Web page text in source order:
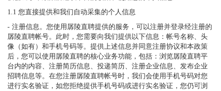
1.1 您直接提供和我们自动采集的个人信息
- 注册信息。您使用孱陵直聘提供的服务，可以注册并登录经注册的
孱陵直聘帐号。此时，您需要向我们提供以下信息：帐号名称、头
像（如有）和手机号码等。提供上述信息并同意注册协议和本政策
后，您可以使用孱陵直聘的核心业务功能，包括：浏览孱陵直聘平
台内的内容、注册简历信息、投递简历、注册企业信息、发布企业
招聘信息等。在您注册孱陵直聘帐号时，我们会使用手机号码对您
进行实名验证，如您拒绝提供手机号码或进行实名验证，您仍可浏